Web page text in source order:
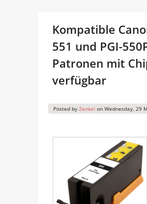
Kompatible
551 und PGI-
Patronen mit
verfügbar
Posted by Zenkel on Wednesday, 29